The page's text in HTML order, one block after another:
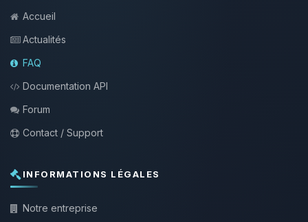
Accueil
Actualités
FAQ
Documentation API
Forum
Contact / Support
INFORMATIONS LÉGALES
Notre entreprise